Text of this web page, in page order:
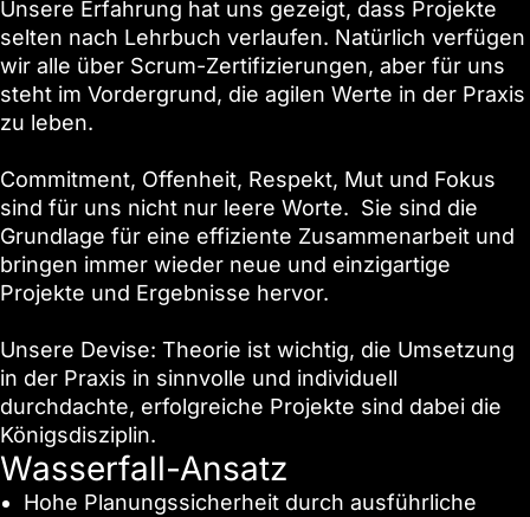
Unsere Erfahrung hat uns gezeigt, dass Projekte
selten nach Lehrbuch verlaufen. Natürlich verfügen
wir alle über Scrum-Zertifizierungen, aber für uns
steht im Vordergrund, die agilen Werte in der Praxis
zu leben.
Commitment, Offenheit, Respekt, Mut und Fokus
sind für uns nicht nur leere Worte. Sie sind die
Grundlage für eine effiziente Zusammenarbeit und
bringen immer wieder neue und einzigartige
Projekte und Ergebnisse hervor.
Unsere Devise: Theorie ist wichtig, die Umsetzung
in der Praxis in sinnvolle und individuell
durchdachte, erfolgreiche Projekte sind dabei die
Königsdisziplin.
Wasserfall-Ansatz
Hohe Planungssicherheit durch ausführliche